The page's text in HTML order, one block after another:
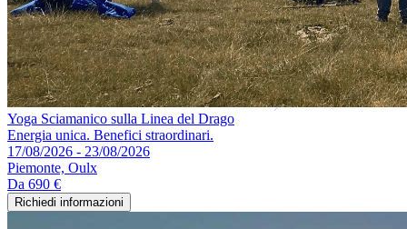
Yoga Sciamanico sulla Linea del Drago
Energia unica. Benefici straordinari.
17/08/2026 - 23/08/2026
Piemonte, Oulx
Da 690 €
Richiedi informazioni